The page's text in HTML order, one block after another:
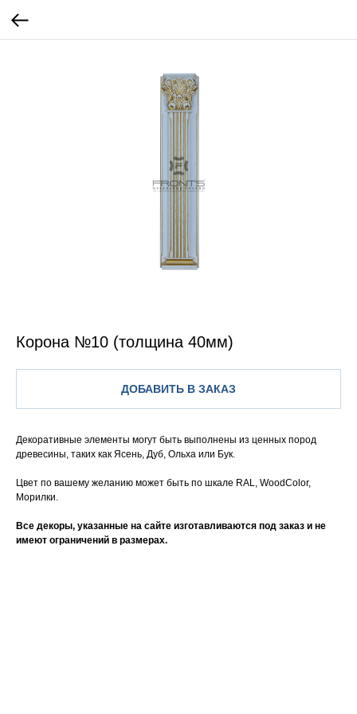
Корона №10 (толщина 40мм)
ДОБАВИТЬ В ЗАКАЗ
Декоративные элементы могут быть выполнены из ценных пород
древесины, таких как Ясень, Дуб, Ольха или Бук.
Цвет по вашему желанию может быть по шкале RAL, WoodColor,
Морилки.
Все декоры, указанные на сайте изготавливаются под заказ и не
имеют ограничений в размерах.